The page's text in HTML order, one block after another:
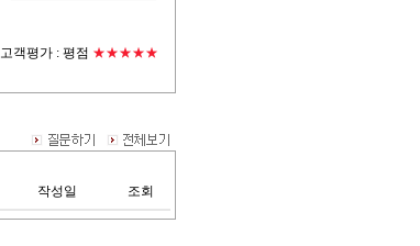
고객평가 : 평점 ★★★★★
작성일 조회